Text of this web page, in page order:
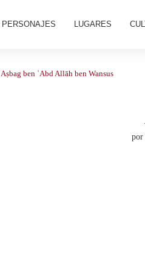
PERSONAJES LUGARES
Aṣbag ben ʿAbd Allāh ben Wansus
por